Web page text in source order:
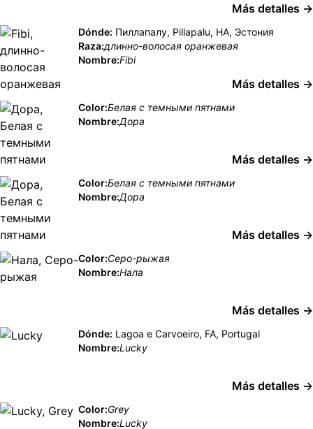
Más detalles →
Dónde: Пиллапалу, Pillapalu, HA, Эстония
Raza:длинно-волосая оранжевая
Nombre:Fibi
Más detalles →
Color:Белая с темными пятнами
Nombre:Дора
Más detalles →
Color:Белая с темными пятнами
Nombre:Дора
Más detalles →
Color:Серо-рыжая
Nombre:Нала
Más detalles →
Dónde: Lagoa e Carvoeiro, FA, Portugal
Nombre:Lucky
Más detalles →
Color:Grey
Nombre:Lucky